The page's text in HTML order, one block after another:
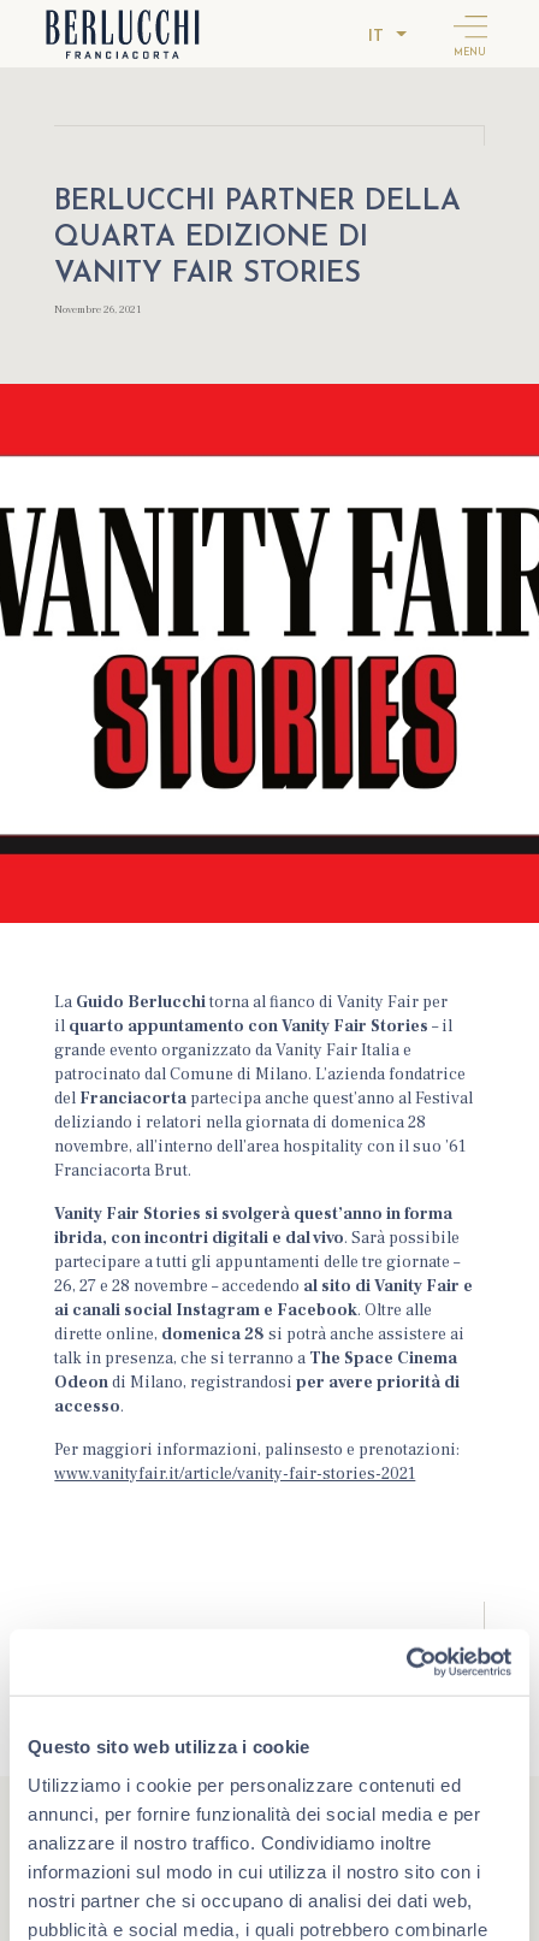
Questo sito web utilizza i cookie
Utilizziamo i cookie per personalizzare contenuti ed
annunci, per fornire funzionalità dei social media e per
analizzare il nostro traffico. Condividiamo inoltre
informazioni sul modo in cui utilizza il nostro sito con i
nostri partner che si occupano di analisi dei dati web,
pubblicità e social media, i quali potrebbero combinarle
IT
MENU
BERLUCCHI PARTNER DELLA
QUARTA EDIZIONE DI
VANITY FAIR STORIES
Novembre 26, 2021
La Guido Berlucchitorna al fianco di Vanity Fair per
il quarto appuntamento con Vanity Fair Stories – il
grande evento organizzato da Vanity Fair Italia e
patrocinato dal Comune di Milano. L’azienda fondatrice
del Franciacorta partecipa anche quest’anno al Festival
deliziando i relatori nella giornata di domenica 28
novembre, all’interno dell’area hospitality con il suo ’61
Franciacorta Brut.
Vanity Fair Stories si svolgerà quest’anno in forma
ibrida, con incontri digitali e dal vivo. Sarà possibile
partecipare a tutti gli appuntamenti delle tre giornate –
26, 27 e 28 novembre – accedendo al sito di Vanity Fair e
ai canali social Instagram e Facebook. Oltre alle
dirette online, domenica 28 si potrà anche assistere ai
talk in presenza, che si terranno a The Space Cinema
Odeondi Milano, registrandosiper avere priorità di
accesso.
Per maggiori informazioni, palinsesto e prenotazioni:
www.vanityfair.it/article/vanity-fair-stories-2021
#berlucchimoments